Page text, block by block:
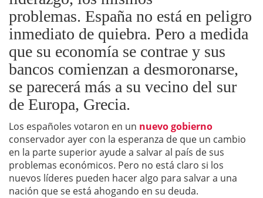
problemas. España no está en peligro
inmediato de quiebra. Pero a medida
que su economía se contrae y sus
bancos comienzan a desmoronarse,
se parecerá más a su vecino del sur
de Europa, Grecia.
Los españoles votaron en un nuevo gobierno
conservador ayer con la esperanza de que un cambio
en la parte superior ayude a salvar al país de sus
problemas económicos. Pero no está claro si los
nuevos líderes pueden hacer algo para salvar a una
nación que se está ahogando en su deuda.